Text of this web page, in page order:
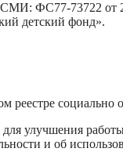
ФС77-73722 от
детский фонд».
реестре
улучшения
и об